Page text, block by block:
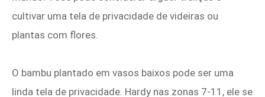
cultivar uma tela de privacidade de videiras ou
plantas com flores.
O bambu plantado em vasos baixos pode ser uma
linda tela de privacidade. Hardy nas zonas 7-11, ele se